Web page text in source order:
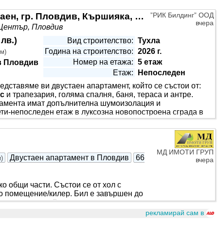
”РИК Билдинг” ООД
вчера
!!! ТОП ОФЕРТА!!! Продава 2-стаен, гр. Пловдив, Кършияка, Новотела! ОТ СОБСТВЕНИК!
Пловдив
)
)
Пловдив
Вид строителство: Тухла
Година на строителство: 2026 г.
Номер на етажа: 5 етаж
Етаж:
Непоследен
ви двустаен апартамент, който се състои от:
и трапезария, голяма спалня, баня, тераса и антре.
имат допълнителна шумоизолация и
непоследен етаж в луксозна новопостроена сграда в
Пловдив( Новотела ), казино Риц, училища и детски
МД ИМОТИ ГРУП
вчера
) Двустаен апартамент в Пловдив
66
общи части. Състои се от хол с
помещение/килер. Бил е завършен до
и кухнята по Ваше желание.
рекламирай сам в